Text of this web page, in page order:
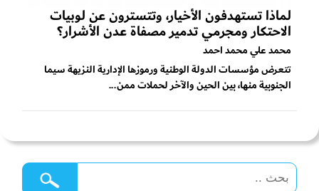
لماذا تستهدفون الأخيار، وتتسترون عن لوبيات
الاحتكار ومجرمي تدمير مصفاة عدن الأشرار؟
محمد علي محمد احمد
تتعرض مؤسسات الدولة الوطنية ورموزها الإدارية النزيهة سيما
الجنوبية منها، بين الحين والآخر لحملات ممن...